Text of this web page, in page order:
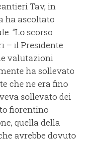
Tav, in
ha ascoltato
“Lo scorso
– il Presidente
valutazioni
ha sollevato
che ne era fino
sollevato dei
fiorentino
quella della
avrebbe dovuto